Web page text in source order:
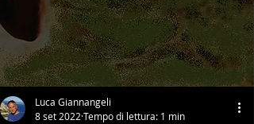
Luca Giannangeli
8 set 2022 Tempo di lettura: 1 min